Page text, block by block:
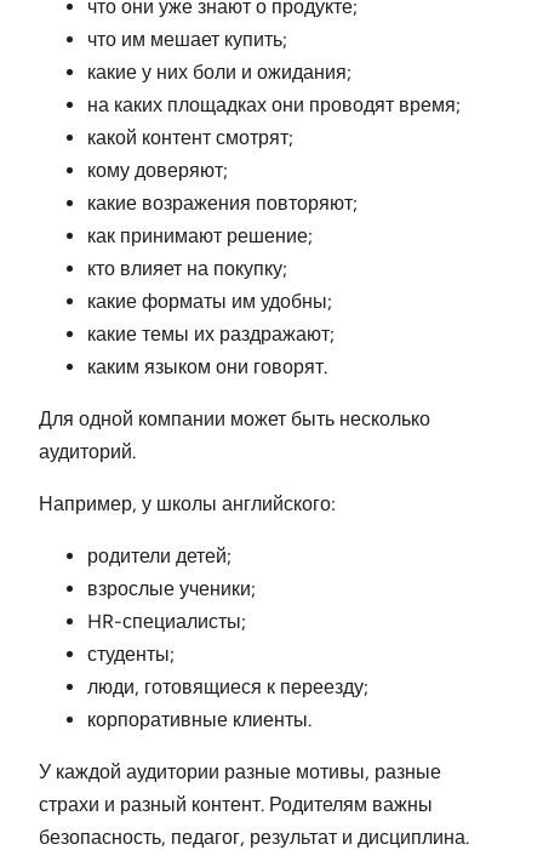
что они уже знают о продукте;
что им мешает купить;
какие у них боли и ожидания;
на каких площадках они проводят время;
какой контент смотрят;
кому доверяют;
какие возражения повторяют;
как принимают решение;
кто влияет на покупку;
какие форматы им удобны;
какие темы их раздражают;
каким языком они говорят.
Для одной компании может быть несколько
аудиторий.
Например, у школы английского:
родители детей;
взрослые ученики;
HR-специалисты;
студенты;
люди, готовящиеся к переезду;
корпоративные клиенты.
У каждой аудитории разные мотивы, разные
страхи и разный контент. Родителям важны
безопасность, педагог, результат и дисциплина.